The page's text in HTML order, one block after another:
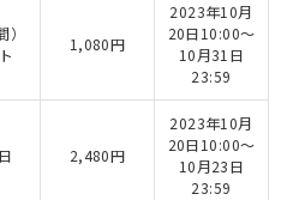
1,080円
2023年10月
20日10:00～
10月31日
23:59
2,480円
2023年10月
20日10:00～
10月23日
23:59